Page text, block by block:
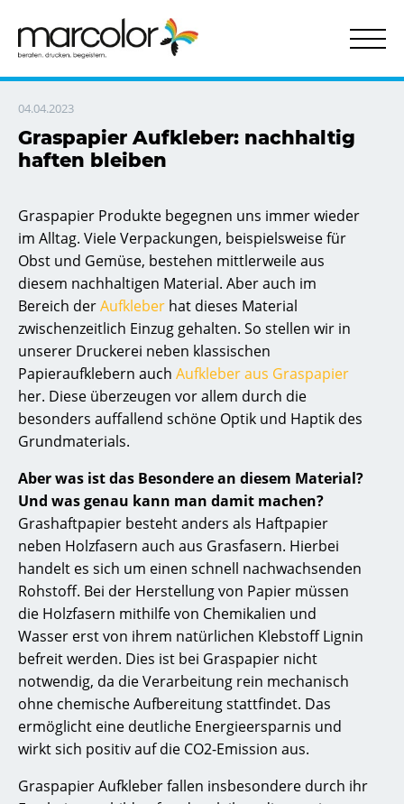
04.04.2023
Graspapier Aufkleber: nachhaltig
haften bleiben
Graspapier Produkte begegnen uns immer wieder
im Alltag. Viele Verpackungen, beispielsweise für
Obst und Gemüse, bestehen mittlerweile aus
diesem nachhaltigen Material. Aber auch im
Bereich derAufkleber hat dieses Material
zwischenzeitlich Einzug gehalten. So stellen wir in
unserer Druckerei neben klassischen
Papieraufklebern auch Aufkleber aus Graspapier
her. Diese überzeugen vor allem durch die
besonders auffallend schöne Optik und Haptik des
Grundmaterials.
Aber was ist das Besondere an diesem Material?
Und was genau kann man damit machen?
Grashaftpapier besteht anders als Haftpapier
neben Holzfasern auch aus Grasfasern. Hierbei
handelt es sich um einen schnell nachwachsenden
Rohstoff. Bei der Herstellung von Papier müssen
die Holzfasern mithilfe von Chemikalien und
Wasser erst von ihrem natürlichen Klebstoff Lignin
befreit werden. Dies ist bei Graspapier nicht
notwendig, da die Verarbeitung rein mechanisch
ohne chemische Aufbereitung stattfindet. Das
ermöglicht eine deutliche Energieersparnis und
wirkt sich positiv auf die CO2-Emission aus.
Graspapier Aufkleber fallen insbesondere durch ihr